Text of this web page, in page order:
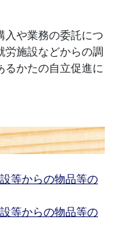
や業務の委託につ
労施設などからの調
るかたの自立促進に
等からの物品等の
等からの物品等の